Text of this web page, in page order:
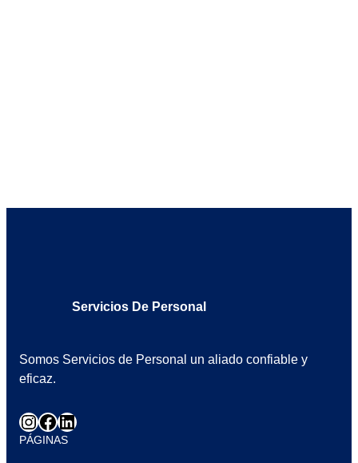
Servicios De Personal
Somos Servicios de Personal un aliado confiable y
eficaz.
PÁGINAS